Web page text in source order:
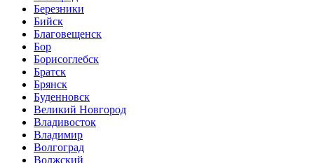
Березники
Бийск
Благовещенск
Бор
Борисоглебск
Братск
Брянск
Буденновск
Великий Новгород
Владивосток
Владимир
Волгоград
Волжский